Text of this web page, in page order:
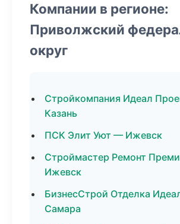
Компании в регионе:
Приволжский
округ
Стройкомпания Идеал
Казань
ПСК Элит Уют — Ижевск
Строймастер Ремонт
Ижевск
БизнесСтрой Отделка
Самара